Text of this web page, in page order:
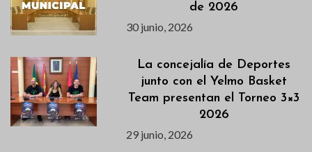
de 2026
30 junio, 2026
La concejalía de Deportes
junto con el Yelmo Basket
Team presentan el Torneo 3×3
2026
29 junio, 2026